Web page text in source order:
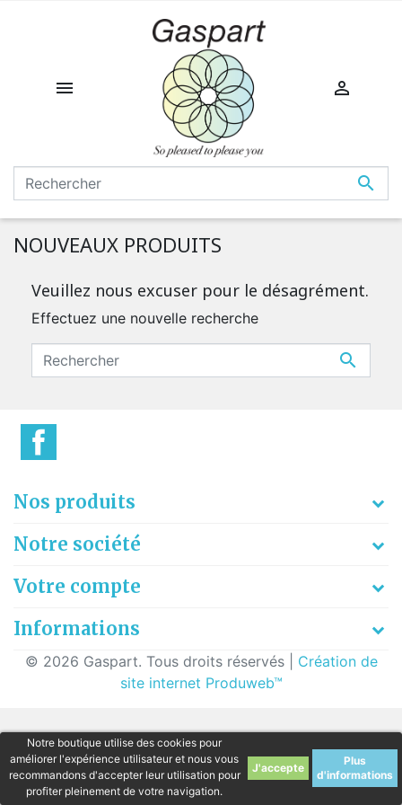



Notre boutique utilise des cookies pour
améliorer l'expérience utilisateur et nous vous
recommandons d'accepter leur utilisation pour
profiter pleinement de votre navigation.
Plus
d'informations
NOUVEAUX PRODUITS
Veuillez nous excuser pour le désagrément.
Effectuez une nouvelle recherche

Nos produits
Notre société
Votre compte
Informations
© 2026 Gaspart. Tous droits réservés | Création de
site internet Produweb™